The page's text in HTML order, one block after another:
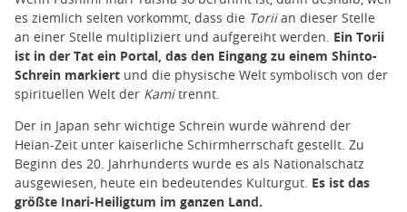
es ziemlich selten vorkommt, dass die Toriian dieser Stelle
an einer Stelle multipliziert und aufgereiht werden. Ein Torii
ist in der Tat ein Portal, das den Eingang zu einem Shinto-
Schrein markiert und die physische Welt symbolisch von der
spirituellen Welt der Kamitrennt.
Der in Japan sehr wichtige Schrein wurde während der
Heian-Zeit unter kaiserliche Schirmherrschaft gestellt. Zu
Beginn des 20. Jahrhunderts wurde es als Nationalschatz
ausgewiesen, heute ein bedeutendes Kulturgut. Es ist das
größte Inari-Heiligtum im ganzen Land.